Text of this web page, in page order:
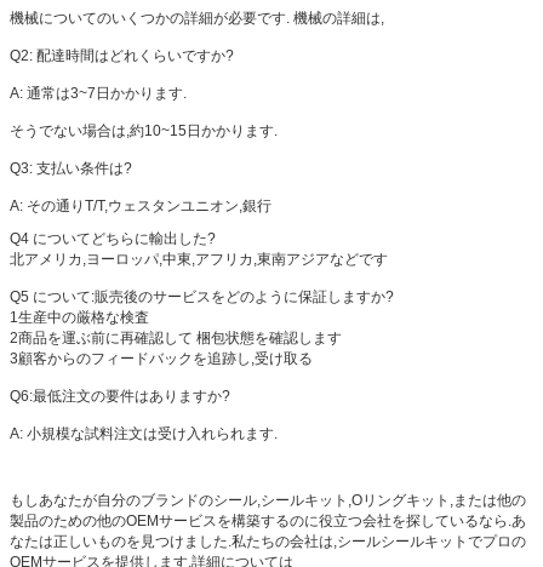
機械についてのいくつかの詳細が必要です. 機械の詳細は,
Q2: 配達時間はどれくらいですか?
A: 通常は3~7日かかります.
そうでない場合は,約10~15日かかります.
Q3: 支払い条件は?
A: その通り T/T,ウェスタンユニオン,銀行
Q4 について どちらに輸出した?
北アメリカ,ヨーロッパ,中東,アフリカ,東南アジアなどです
Q5 について:販売後のサービスをどのように保証しますか?
1生産中の厳格な検査
2商品を運ぶ前に再確認して 梱包状態を確認します
3顧客からのフィードバックを追跡し,受け取る
Q6:最低注文の要件はありますか?
A: 小規模な試料注文は受け入れられます.
もしあなたが自分のブランドのシール,シールキット,Oリングキット,または他の
製品のための他のOEMサービスを構築するのに役立つ会社を探しているなら.あ
なたは正しいものを見つけました.私たちの会社は,シールシールキットでプロの
OEMサービスを提供します.詳細については